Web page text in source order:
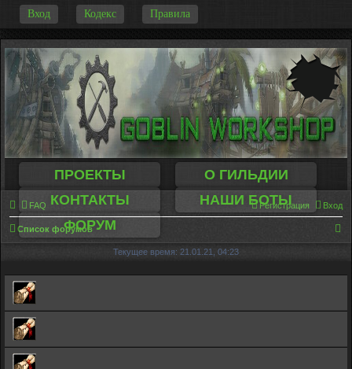
Вход Кодекс Правила
ПРОЕКТЫ
О ГИЛЬДИИ
КОНТАКТЫ
НАШИ БОТЫ
ФОРУМ
FAQ Вход
Регистрация
Список форумов
Текущее время: 21.01.21, 04:23